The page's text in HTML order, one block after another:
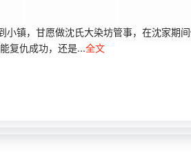
镇，甘愿做沈氏大染坊管事，在沈家期
复仇成功，还是...全文